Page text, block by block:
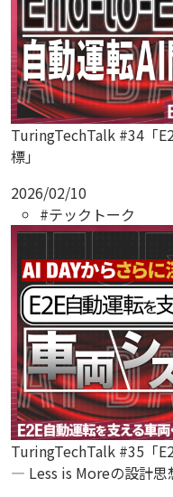
TuringTechTalk #34「
標」
2026/02/10
#テックトーク
TuringTechTalk #35「
— Less is Moreの設計思